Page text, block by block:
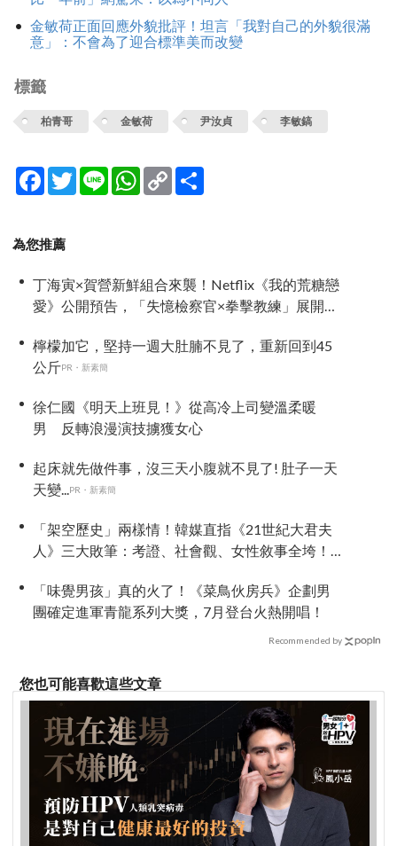
金敏荷正面回應外貌批評！坦言「我對自己的外貌很滿
意」：不會為了迎合標準美而改變
標籤
柏青哥 金敏荷 尹汝貞 李敏鎬
Facebook
TwitterLine WhatsApp
Copy
Link
為您推薦
丁海寅×賀營新鮮組合來襲！Netflix《我的荒糖戀
愛》公開預告，「失憶檢察官×拳擊教練」展開荒
檸檬加它，堅持一週大肚腩不見了，重新回到45
公斤PR・新素簡
徐仁國《明天上班見！》從高冷上司變溫柔暖
男 反轉浪漫演技擄獲女心
起床就先做件事，沒三天小腹就不見了! 肚子一天
天變...PR・新素簡
「架空歷史」兩樣情！韓媒直指《21世紀大君夫
人》三大敗筆：考證、社會觀、女性敘事全垮！
「味覺男孩」真的火了！《菜鳥伙房兵》企劃男
團確定進軍青龍系列大獎，7月登台火熱開唱！
Recommended by
您也可能喜歡這些文章